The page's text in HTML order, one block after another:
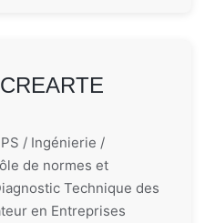
/ Ingénierie /
de normes et
Technique des
en Entreprises